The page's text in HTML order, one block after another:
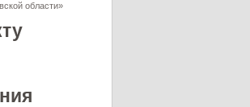
области»